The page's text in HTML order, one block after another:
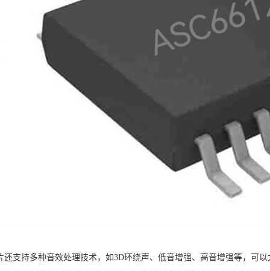
还支持多种音效处理技术，如3D环绕声、低音增强、高音增强等，可